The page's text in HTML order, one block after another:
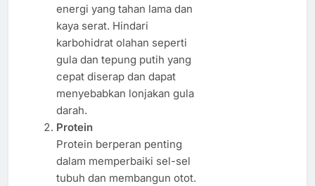
energi yang tahan lama dan
kaya serat. Hindari
karbohidrat olahan seperti
gula dan tepung putih yang
cepat diserap dan dapat
menyebabkan lonjakan gula
darah.
Protein
Protein berperan penting
dalam memperbaiki sel-sel
tubuh dan membangun otot.